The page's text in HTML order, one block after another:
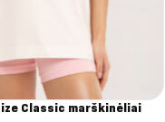
Classic marškinėliai